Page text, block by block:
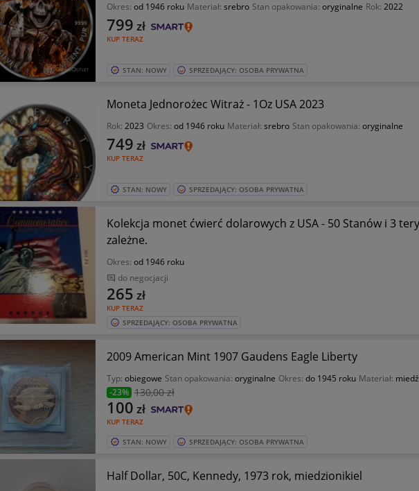
Okres: od 1946 roku Materiał: srebro Stan opakowania: oryginalne Rok: 2022
KUP TERAZ
799 zł
STAN: NOWY SPRZEDAJĄCY: OSOBA PRYWATNA
Moneta Jednorożec Witraż - 1Oz USA 2023
Rok: 2023 Okres: od 1946 roku Materiał: srebro Stan opakowania: oryginalne
KUP TERAZ
749 zł
STAN: NOWY SPRZEDAJĄCY: OSOBA PRYWATNA
Kolekcja monet ćwierć dolarowych z USA - 50 Stanów i 3 terytoria
zależne.
Okres: od 1946 roku
do negocjacji
KUP TERAZ
265 zł
SPRZEDAJĄCY: OSOBA PRYWATNA
2009 American Mint 1907 Gaudens Eagle Liberty
Typ: obiegowe Stan opakowania: oryginalne Okres: do 1945 roku Materiał: miedź
-23% 130,00 zł
KUP TERAZ
100 zł
STAN: NOWY SPRZEDAJĄCY: OSOBA PRYWATNA
Half Dollar, 50C, Kennedy, 1973 rok, miedzionikiel